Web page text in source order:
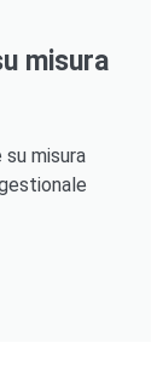
misura
misura